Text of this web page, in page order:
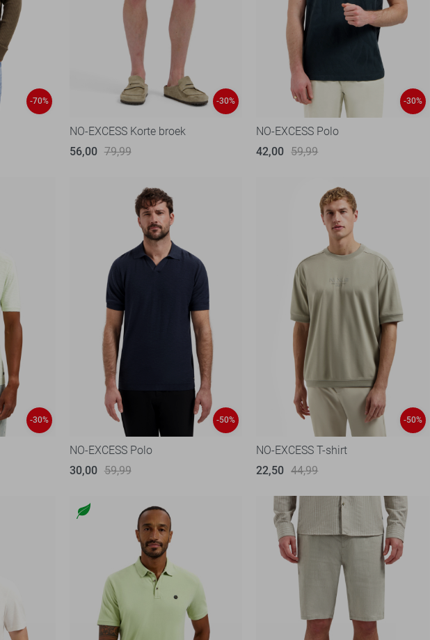
-70% -30%
NO-EXCESS Korte broek
56,00 79,99
-30%
NO-EXCESS Polo
42,00 59,99
-30% -50%
NO-EXCESS Polo
30,00 59,99
-50%
NO-EXCESS T-shirt
22,50 44,99